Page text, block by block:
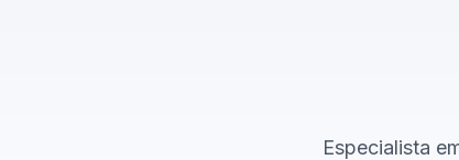
Especialista